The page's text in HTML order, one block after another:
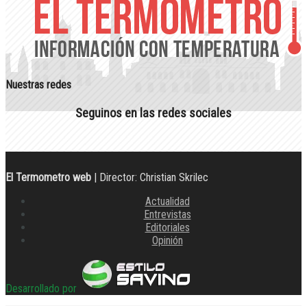
Nuestras redes
Seguinos en las redes sociales
El Termometro web | Director: Christian Skrilec
Actualidad
Entrevistas
Editoriales
Opinión
Desarrollado por